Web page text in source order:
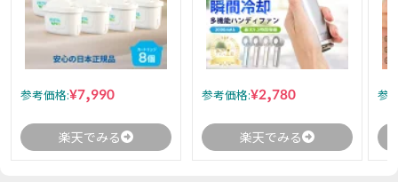
参考価格:¥7,990
楽天でみる
参考価格:¥2,780
楽天でみる
参